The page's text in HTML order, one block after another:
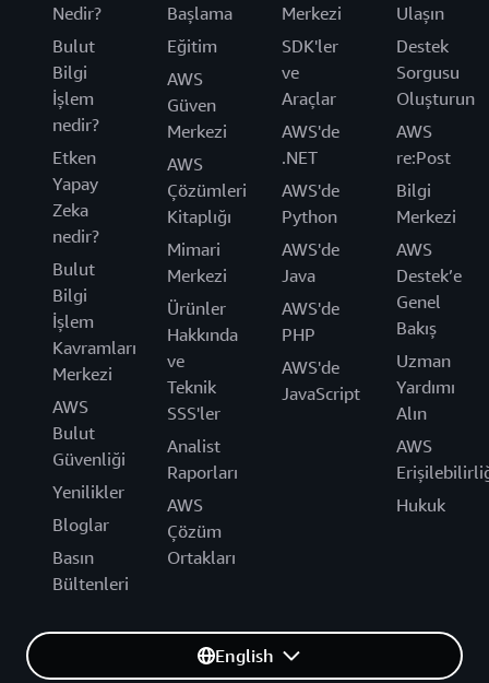
Nedir?
Bulut
Bilgi
İşlem
nedir?
Etken
Yapay
Zeka
nedir?
Bulut
Bilgi
İşlem
Kavramları
Merkezi
AWS
Bulut
Güvenliği
Yenilikler
Bloglar
Basın
Bültenleri
Başlama
Eğitim
AWS
Güven
Merkezi
AWS
Çözümleri
Kitaplığı
Mimari
Merkezi
Ürünler
Hakkında
ve
Teknik
SSS'ler
Analist
Raporları
AWS
Çözüm
Ortakları
Merkezi
SDK'ler
ve
Araçlar
AWS'de
.NET
AWS'de
Python
AWS'de
Java
AWS'de
PHP
AWS'de
JavaScript
Ulaşın
Destek
Sorgusu
Oluşturun
AWS
re:Post
Bilgi
Merkezi
AWS
Destek’e
Genel
Bakış
Uzman
Yardımı
Alın
AWS
Hukuk
English